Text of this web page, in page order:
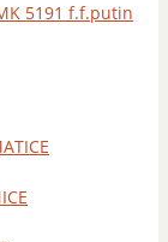
5191 f.f.putin